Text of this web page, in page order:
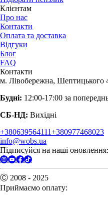
Клієнтам
Про нас
Контакти
Оплата та доставка
Відгуки
Блог
FAQ
Контакти
м. Лівобережна,
Будні: 12:00-17:00 за
СБ-НД: Вихідні
+380639564111+380977468023
info@wobs.ua
Підписуйся на наші оновлення:
Ⓒ 2008 - 2025
Приймаємо оплату: